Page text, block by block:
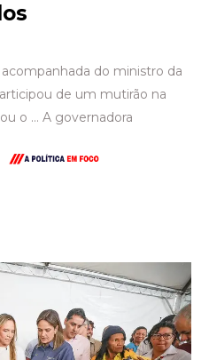
do ministro da
de um mutirão na
o … A governadora